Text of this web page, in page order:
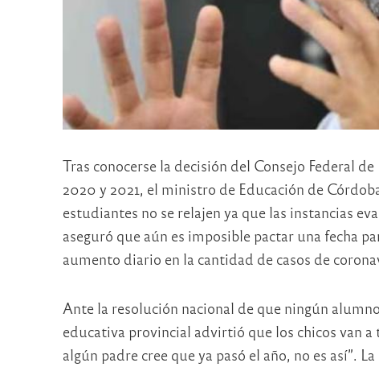
Tras conocerse la decisión del Consejo Federal
2020 y 2021, el ministro de Educación de
estudiantes no se relajen ya que las instancias
aseguró que aún es imposible pactar una fecha
aumento diario en la cantidad de casos de
Ante la resolución nacional de que ningún
educativa provincial advirtió que los chicos van a
algún padre cree que ya pasó el año, no es así”.